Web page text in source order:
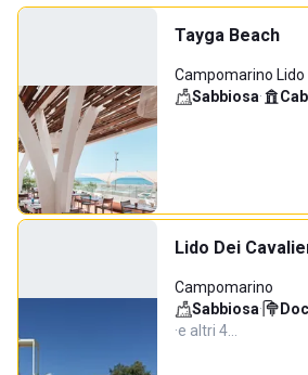
Tayga Beach
Campomarino Lido
Sabbiosa·
Lido Dei
Campomarino
Sabbiosa·
·e altri 4…